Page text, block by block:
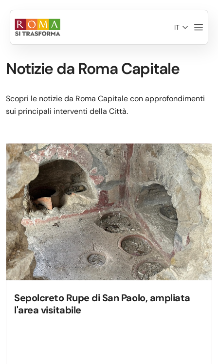
IT
Notizie da Roma Capitale
Scopri le notizie da Roma Capitale con approfondimenti
sui principali interventi della Città.
Sepolcreto Rupe di San Paolo, ampliata
l'area visitabile